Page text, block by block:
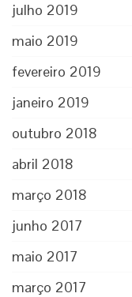
julho 2019
maio 2019
fevereiro 2019
janeiro 2019
outubro 2018
abril 2018
março 2018
junho 2017
maio 2017
março 2017